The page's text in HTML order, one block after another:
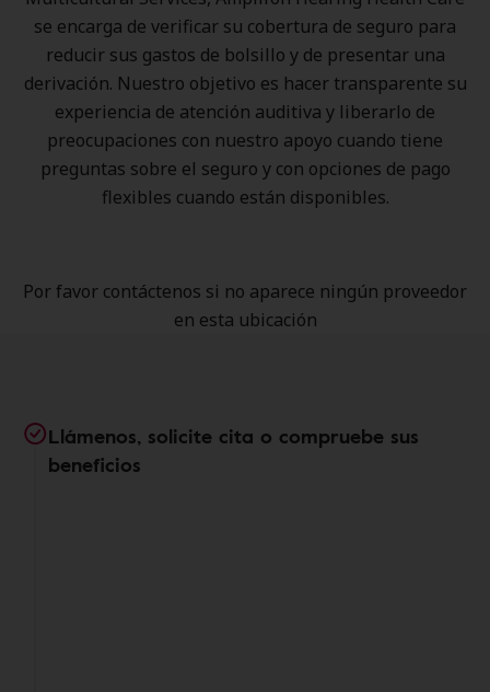
se encarga de verificar su cobertura de seguro para
reducir sus gastos de bolsillo y de presentar una
derivación. Nuestro objetivo es hacer transparente su
experiencia de atención auditiva y liberarlo de
preocupaciones con nuestro apoyo cuando tiene
preguntas sobre el seguro y con opciones de pago
flexibles cuando están disponibles.
Por favor contáctenos si no aparece ningún proveedor
en esta ubicación
Llámenos, solicite cita o compruebe sus
beneficios